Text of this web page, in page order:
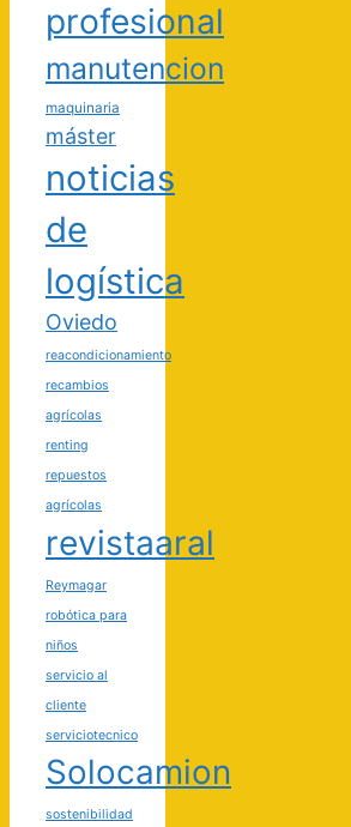
profesional
manutencion
maquinaria
máster
noticias
de
logística
Oviedo
reacondicionamiento
recambios
agrícolas
renting
repuestos
agrícolas
revistaaral
Reymagar
robótica para
niños
servicio al
cliente
serviciotecnico
Solocamion
sostenibilidad